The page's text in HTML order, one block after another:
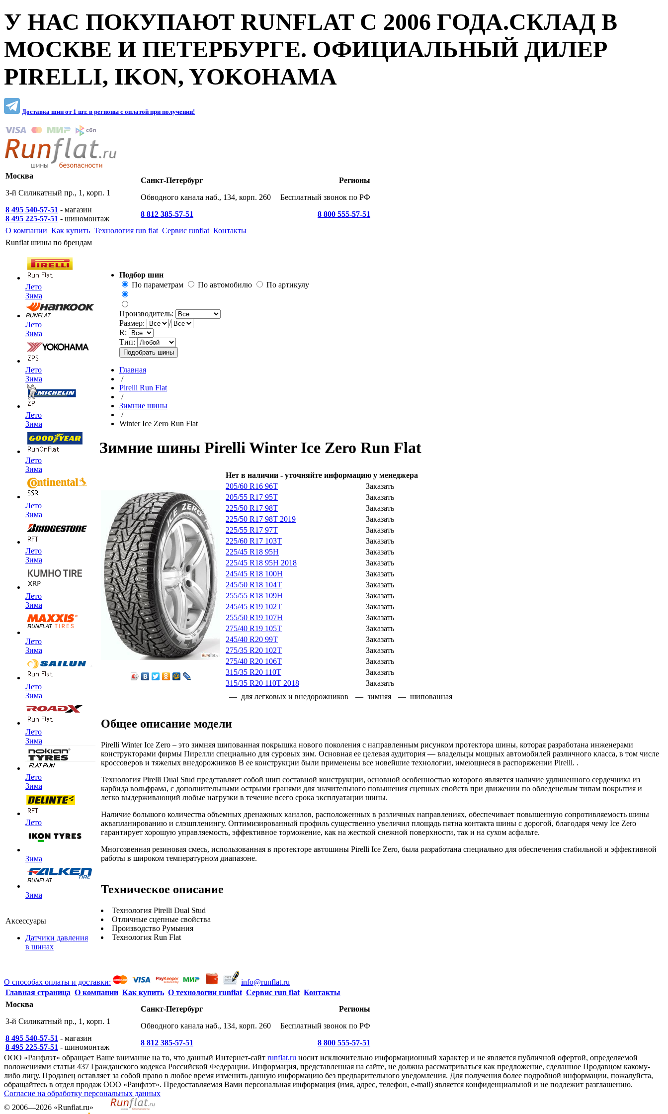
У НАС ПОКУПАЮТ RUNFLAT С 2006 ГОДА.СКЛАД В
МОСКВЕ И ПЕТЕРБУРГЕ. ОФИЦИАЛЬНЫЙ ДИЛЕР
PIRELLI, IKON, YOKOHAMA
Доставка шин от 1 шт. в регионы c оплатой при получении!
Москва
3-й Силикатный пр., 1, корп. 1
8 495 540-57-51 - магазин
8 495 225-57-51 - шиномонтаж
Санкт-Петербург
Обводного канала наб., 134, корп. 260
8 812 385-57-51
Регионы
Бесплатный звонок по РФ
8 800 555-57-51
О компании Как купить Технология run flat Сервис runflat Контакты
Runflat шины по брендам
Лето
Зима
Лето
Зима
Лето
Зима
Лето
Зима
Лето
Зима
Лето
Зима
Лето
Зима
Лето
Зима
Лето
Зима
Лето
Зима
Лето
Зима
Лето
Зима
Лето
Зима
Зима
Аксессуары
Датчики давления
в шинах
Подбор шин
По параметрам
По автомобилю По артикулу
Производитель:
Размер:
/
R:
Тип:
Главная
/
Pirelli Run Flat
/
Зимние шины
/
Winter Ice Zero Run Flat
Зимние шины Pirelli Winter Ice Zero Run Flat
Нет в наличии - уточняйте информацию у менеджера
205/60 R16 96T
Заказать
205/55 R17 95T
Заказать
225/50 R17 98T
Заказать
225/50 R17 98T 2019
Заказать
225/55 R17 97T
Заказать
225/60 R17 103T
Заказать
225/45 R18 95H
Заказать
225/45 R18 95H 2018
Заказать
245/45 R18 100H
Заказать
245/50 R18 104T
Заказать
255/55 R18 109H
Заказать
245/45 R19 102T
Заказать
255/50 R19 107H
Заказать
275/40 R19 105T
Заказать
245/40 R20 99T
Заказать
275/35 R20 102T
Заказать
275/40 R20 106T
Заказать
315/35 R20 110T
Заказать
315/35 R20 110T 2018
Заказать
— для легковых и внедорожников
— зимняя — шипованная
Общее описание модели
Pirelli Winter Ice Zero – это зимняя шипованная покрышка нового поколения с направленным рисунком протектора шины, которая разработана инженерами
конструкторами фирмы Пирелли специально для суровых зим. Основная ее целевая аудитория — владельцы мощных автомобилей различного класса, в том числе
кроссоверов и тяжелых внедорожников В ее конструкции были применены все новейшие технологии, имеющиеся в распоряжении Pirelli. .
Технология Pirelli Dual Stud представляет собой шип составной конструкции, основной особенностью которого является наличие удлиненного сердечника из
карбида вольфрама, с дополнительными острыми гранями для значительного повышения сцепных свойств при движении по обледенелым типам покрытия и
легко выдерживающий любые нагрузки в течение всего срока эксплуатации шины.
Наличие большого количества объемных дренажных каналов, расположенных в различных направлениях, обеспечивает повышенную сопротивляемость шины
аквапланированию и слэшпленингу. Оптимизированный профиль существенно увеличил площадь пятна контакта шины с дорогой, благодаря чему Ice Zero
гарантирует хорошую управляемость, эффективное торможение, как на жесткой снежной поверхности, так и на сухом асфальте.
Многозвенная резиновая смесь, использованная в протекторе автошины Pirelli Ice Zero, была разработана специально для обеспечения стабильной и эффективной
работы в широком температурном диапазоне.
Техническое описание
Технология Pirelli Dual Stud
Отличные сцепные свойства
Производство Румыния
Технология Run Flat
О способах оплаты и доставки:
info@runflat.ru
Главная страница О компании Как купить О технологии runflat Сервис run flat Контакты
Москва
3-й Силикатный пр., 1, корп. 1
8 495 540-57-51 - магазин
8 495 225-57-51 - шиномонтаж
Санкт-Петербург
Обводного канала наб., 134, корп. 260
8 812 385-57-51
Регионы
Бесплатный звонок по РФ
8 800 555-57-51
ООО «Ранфлэт» обращает Ваше внимание на то, что данный Интернет-сайт runflat.ru носит исключительно информационный характер и не является публичной офертой, определяемой
положениями статьи 437 Гражданского кодекса Российской Федерации. Информация, представленная на сайте, не должна рассматриваться как предложение, сделанное Продавцом какому-
либо лицу. Продавец оставляет за собой право в любое время изменить данную информацию без предварительного уведомления. Для получения более подробной информации, пожалуйста,
обращайтесь в отдел продаж ООО «Ранфлэт». Предоставляемая Вами персональная информация (имя, адрес, телефон, e-mail) является конфиденциальной и не подлежит разглашению.
Согласие на обработку персональных данных
© 2006—2026 «Runflat.ru»